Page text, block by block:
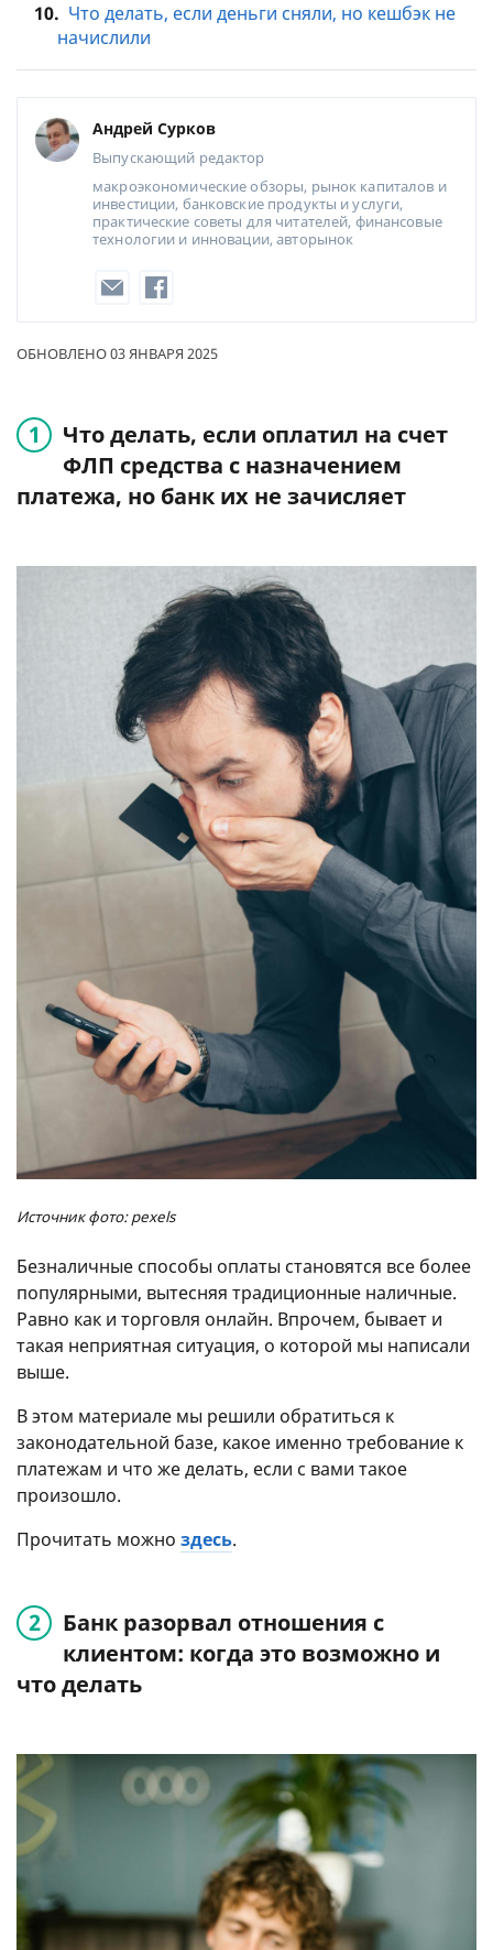
10. Что делать, если деньги сняли, но кешбэк не
начислили
Андрей Сурков
Выпускающий редактор
макроэкономические обзоры, рынок капиталов и
инвестиции, банковские продукты и услуги,
практические советы для читателей, финансовые
технологии и инновации, авторынок
ОБНОВЛЕНО 03 ЯНВАРЯ 2025
Что делать, если оплатил на счет
ФЛП средства с назначением
платежа, но банк их не зачисляет
Источник фото: pexels
Безналичные способы оплаты становятся все более
популярными, вытесняя традиционные наличные.
Равно как и торговля онлайн. Впрочем, бывает и
такая неприятная ситуация, о которой мы написали
выше.
В этом материале мы решили обратиться к
законодательной базе, какое именно требование к
платежам и что же делать, если с вами такое
произошло.
Прочитать можно здесь.
Банк разорвал отношения с
клиентом: когда это возможно и
что делать